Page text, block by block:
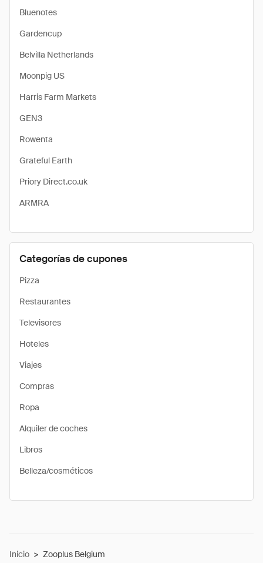
Bluenotes
Gardencup
Belvilla Netherlands
Moonpig US
Harris Farm Markets
GEN3
Rowenta
Grateful Earth
Priory Direct.co.uk
ARMRA
Categorías de cupones
Pizza
Restaurantes
Televisores
Hoteles
Viajes
Compras
Ropa
Alquiler de coches
Libros
Belleza/cosméticos
Inicio > Zooplus Belgium